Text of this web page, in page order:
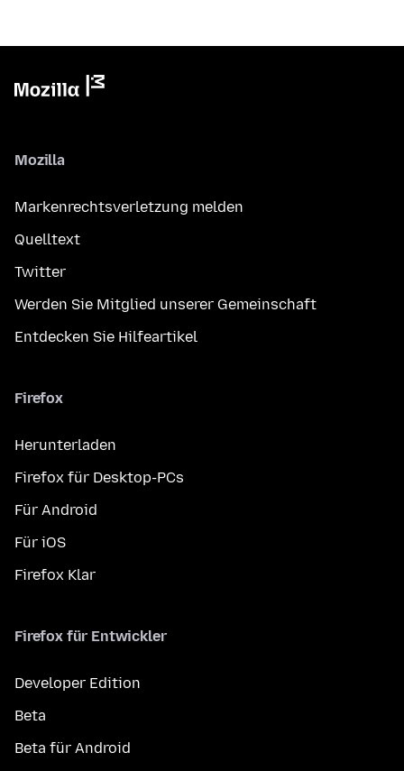
Mozilla
Markenrechtsverletzung melden
Quelltext
Twitter
Werden Sie Mitglied unserer Gemeinschaft
Entdecken Sie Hilfeartikel
Firefox
Herunterladen
Firefox für Desktop-PCs
Für Android
Für iOS
Firefox Klar
Firefox für Entwickler
Developer Edition
Beta
Beta für Android